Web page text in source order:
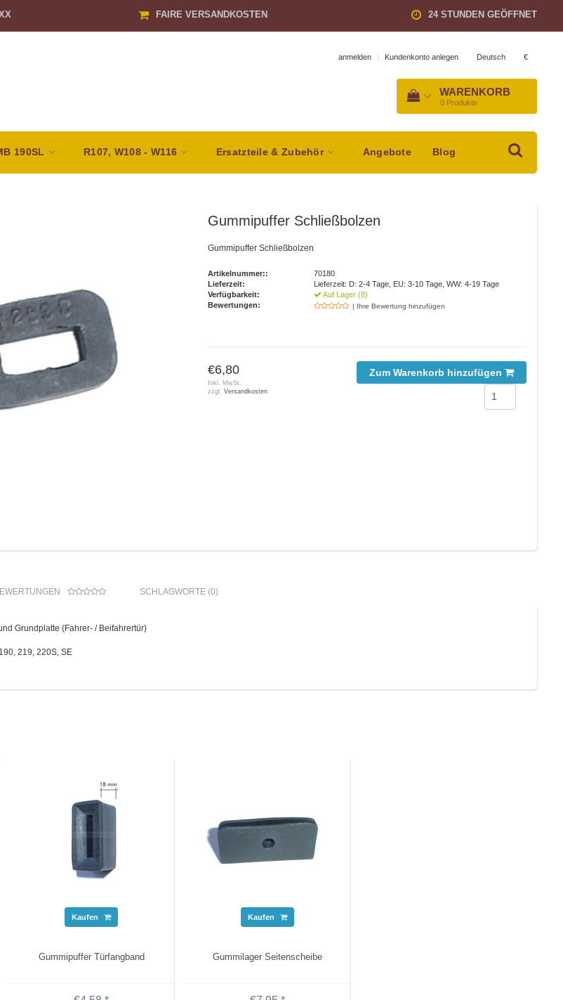
FAIRE VERSANDKOSTEN 24 STUNDEN GEÖFFNET
anmelden | Kundenkonto anlegen Deutsch €
WARENKORB
0 Produkte
190SL R107, W108 - W116 Ersatzteile & Zubehör Angebote Blog
Gummipuffer Schließbolzen
Gummipuffer Schließbolzen
Artikelnummer::
70180
Lieferzeit:
Lieferzeit: D: 2-4 Tage, EU: 3-10 Tage, WW: 4-19 Tage
Verfügbarkeit:
Auf Lager (8)
Bewertungen:
| Ihre Bewertung hinzufügen
€6,80
Inkl. MwSt.
zzgl.Versandkosten
Zum Warenkorb hinzufügen
SCHLAGWORTE (0)
Grundplatte (Fahrer- / Beifahrertür)
219, 220S, SE
Kaufen
Gummipuffer Türfangband
Kaufen
Gummilager Seitenscheibe